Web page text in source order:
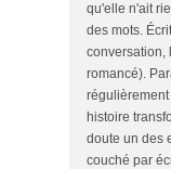
qu'elle n'ait
des mots.
conversation,
romancé).
régulièrement
histoire
doute un des
couché par